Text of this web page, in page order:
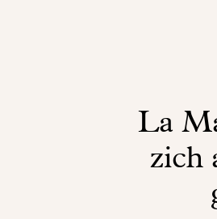
La
zich